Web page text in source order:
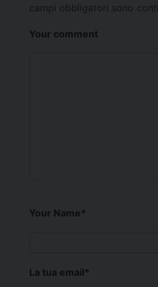
campi obbligatori sono
Your comment
Your Name*
La tua email*